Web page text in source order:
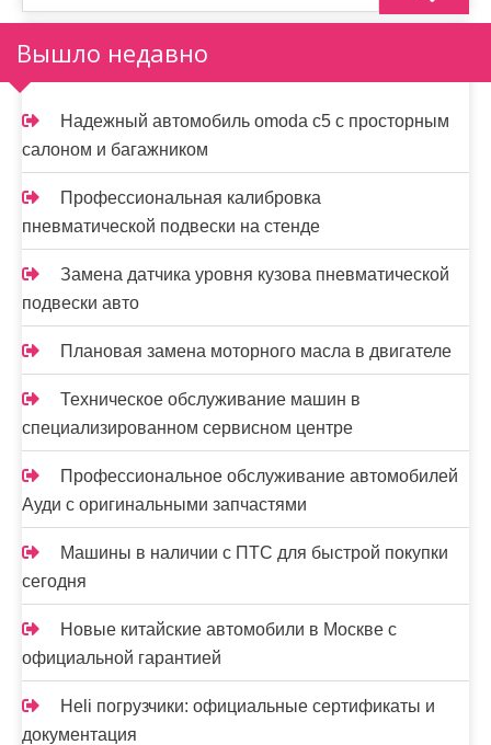
Вышло недавно
Надежный автомобиль omoda с5 с просторным
салоном и багажником
Профессиональная калибровка
пневматической подвески на стенде
Замена датчика уровня кузова пневматической
подвески авто
Плановая замена моторного масла в двигателе
Техническое обслуживание машин в
специализированном сервисном центре
Профессиональное обслуживание автомобилей
Ауди с оригинальными запчастями
Машины в наличии с ПТС для быстрой покупки
сегодня
Новые китайские автомобили в Москве с
официальной гарантией
Heli погрузчики: официальные сертификаты и
документация